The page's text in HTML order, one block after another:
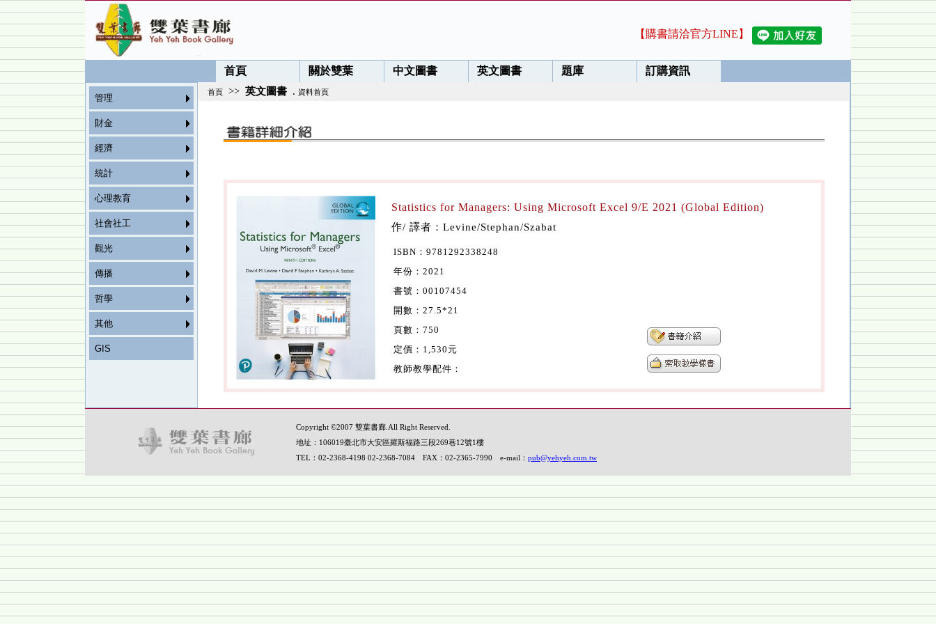
【購書請洽官方LINE】
首頁 關於雙葉 中文圖書 英文圖書 題庫 訂購資訊
管理
財金
經濟
統計
心理教育
社會社工
觀光
傳播
哲學
其他
GIS
首頁 >> 英文圖書 . 資料首頁
Statistics for Managers: Using Microsoft Excel 9/E 2021 (Global Edition)
作/ 譯者：Levine/Stephan/Szabat
ISBN：9781292338248
年份：2021
書號：00107454
開數：27.5*21
頁數：750
定價：1,530元
教師教學配件：
Copyright ©2007 雙葉書廊.All Right Reserved.
地址：106019臺北市大安區羅斯福路三段269巷12號1樓
TEL：02-2368-4198 02-2368-7084 FAX：02-2365-7990 e-mail： pub@yehyeh.com.tw